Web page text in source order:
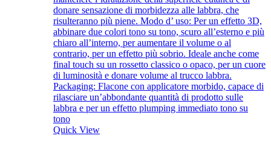
Quick View